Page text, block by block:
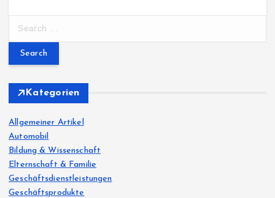
r
f
o
r
:
Kategorien
Allgemeiner Artikel
Automobil
Bildung & Wissenschaft
Elternschaft & Familie
Geschäftsdienstleistungen
Geschäftsprodukte